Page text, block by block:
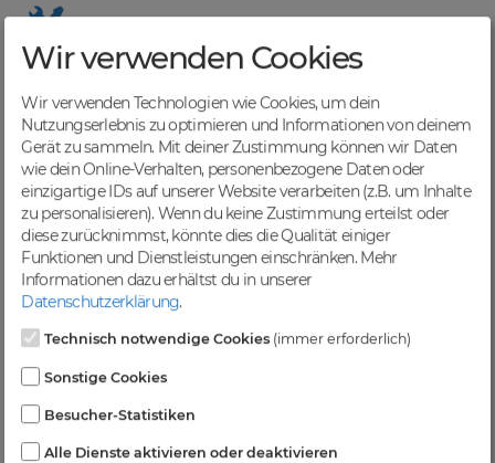
Nützliche Tools
Von Domainern für Domainer entwickelt, mit
übersichtlichen Listen für effizientes Management
Günstige Preise
Backorders bereits ab € 4,99. Je nach deinem Tier-
Level und zzgl. MwSt falls anwendbar
Kein Gebotsverfahren
Einfaches System - Deine Orders werden nach dem
Wir verwenden Cookies
Wir verwenden Technologien wie Cookies, um dein
Nutzungserlebnis zu optimieren und Informationen von deinem
Gerät zu sammeln. Mit deiner Zustimmung können wir Daten
wie dein Online-Verhalten, personenbezogene Daten oder
einzigartige IDs auf unserer Website verarbeiten (z.B. um Inhalte
zu personalisieren). Wenn du keine Zustimmung erteilst oder
diese zurücknimmst, könnte dies die Qualität einiger
Funktionen und Dienstleistungen einschränken. Mehr
Informationen dazu erhältst du in unserer
Datenschutzerklärung.
Technisch notwendige Cookies (immer erforderlich)
Sonstige Cookies
Besucher-Statistiken
Alle Dienste aktivieren oder deaktivieren